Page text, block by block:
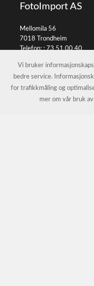
FotoImport AS
Mellomila 56
7018 Trondheim
Telefon: :73 51 00 40
© FotoImport AS
Vi bruker
bedre service.
for trafikkmåling og
mer om vår bruk